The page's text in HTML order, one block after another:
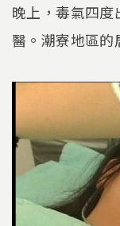
晚上，毒氣四
醫。潮寮地區的